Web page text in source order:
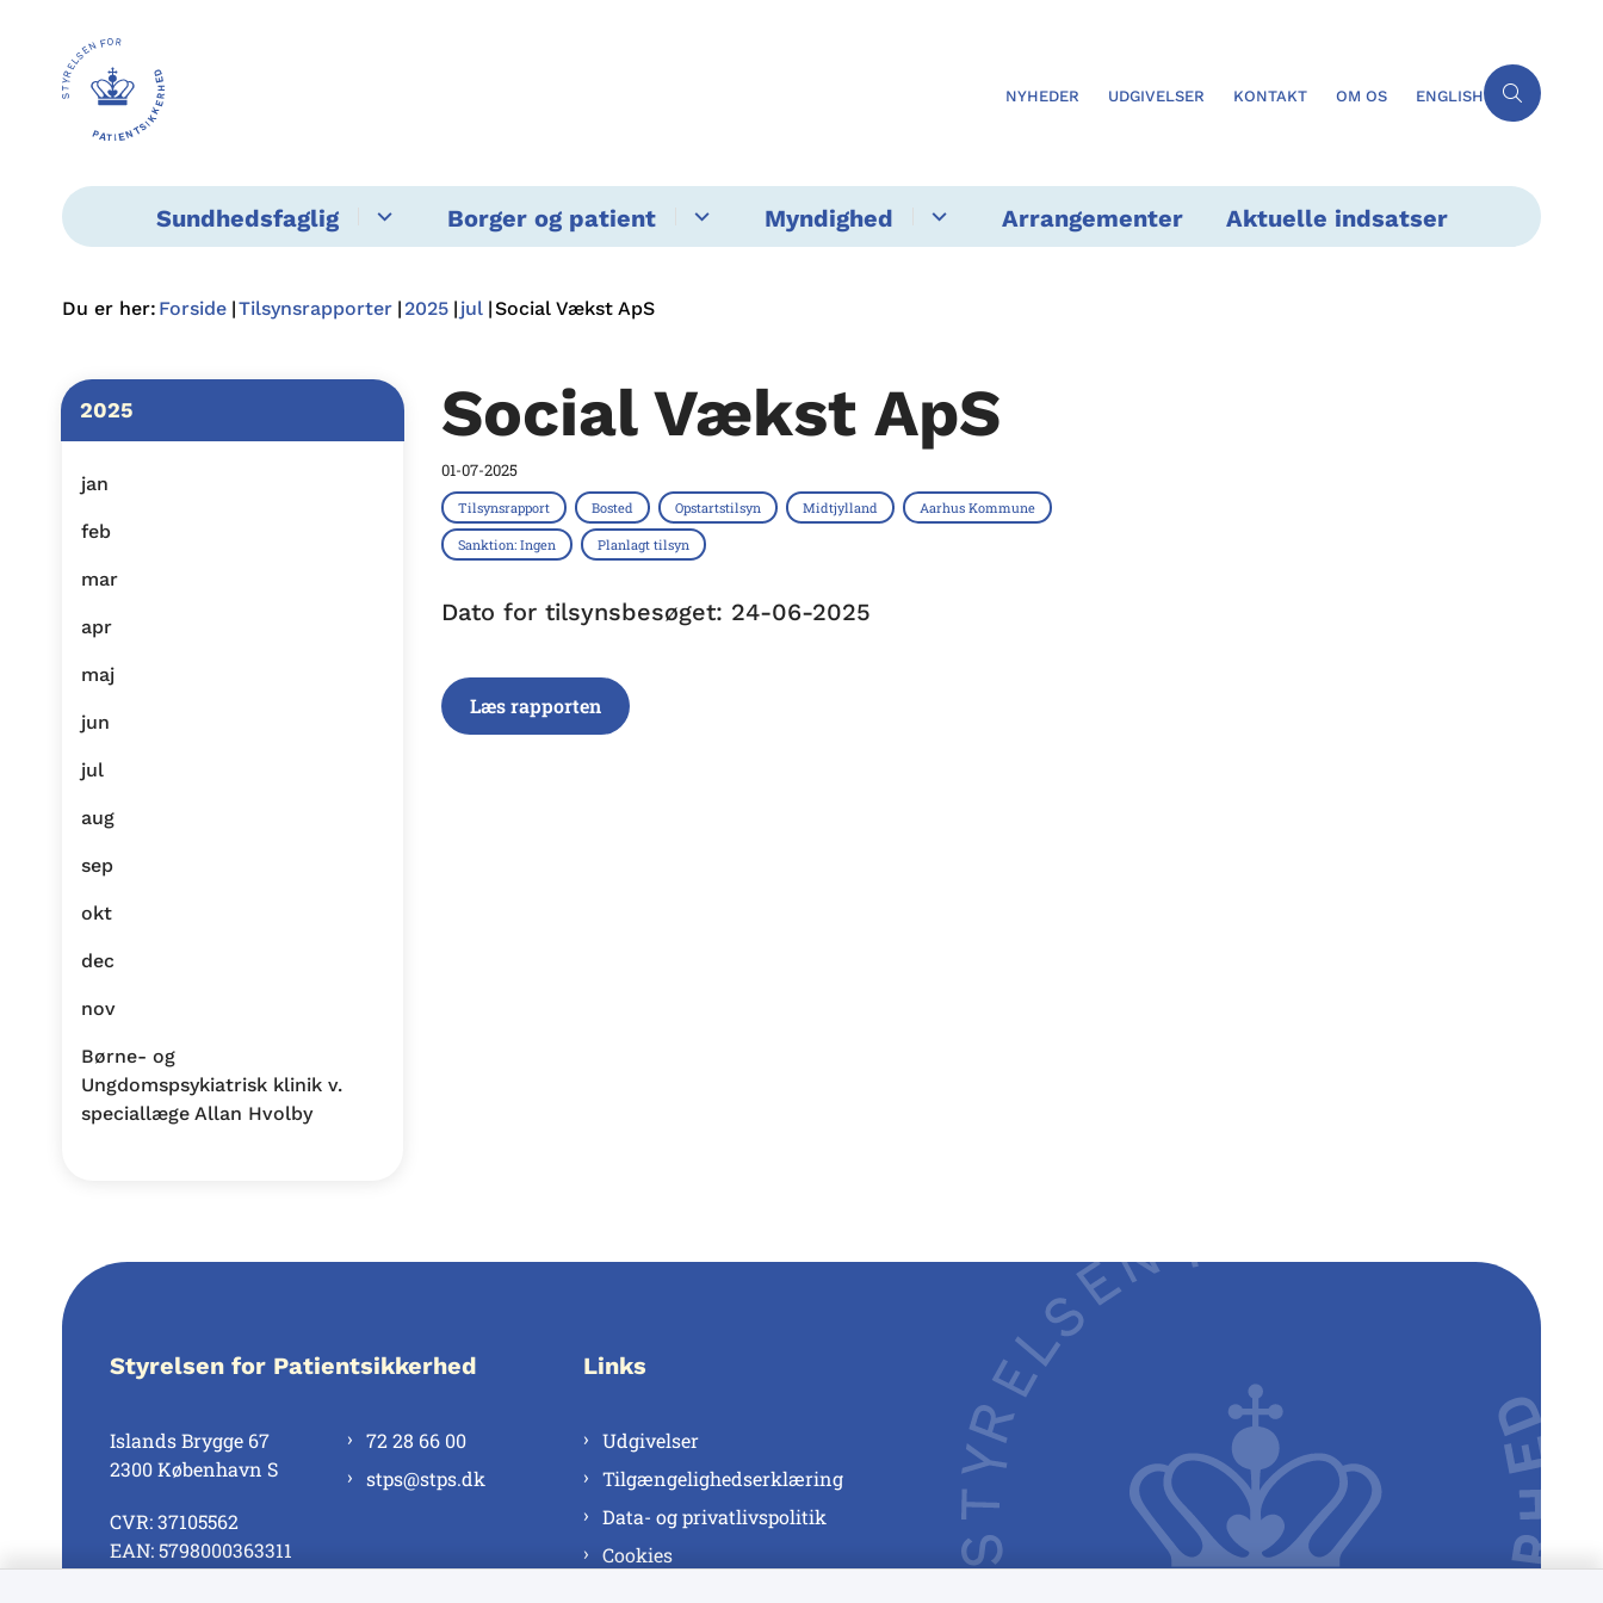
NYHEDER UDGIVELSER KONTAKT OM OS ENGLISH
Sundhedsfaglig Borger og patient Myndighed Arrangementer Aktuelle indsatser
Du er her: Forside Tilsynsrapporter 2025 jul Social Vækst ApS
2025
jan
feb
mar
apr
maj
jun
jul
aug
sep
okt
dec
nov
Børne- og
Ungdomspsykiatrisk klinik v.
speciallæge Allan Hvolby
Social Vækst ApS
01-07-2025
Tilsynsrapport Bosted Opstartstilsyn Midtjylland Aarhus Kommune
Sanktion: Ingen Planlagt tilsyn
Dato for tilsynsbesøget: 24-06-2025
Læs rapporten
Styrelsen for Patientsikkerhed
Islands Brygge 67
2300 København S
CVR: 37105562
EAN: 5798000363311
72 28 66 00
stps@stps.dk
Links
Udgivelser
Tilgængelighedserklæring
Data- og privatlivspolitik
Cookies